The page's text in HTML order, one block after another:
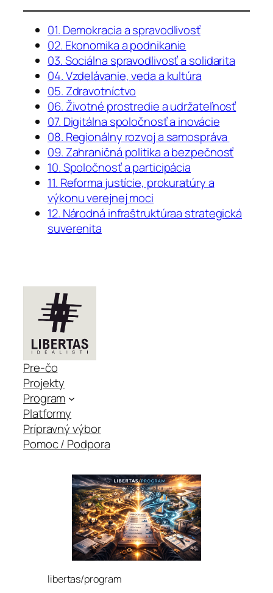
01. Demokracia a spravodlivosť
02. Ekonomika a podnikanie
03. Sociálna spravodlivosť a solidarita
04. Vzdelávanie, veda a kultúra
05. Zdravotníctvo
06. Životné prostredie a udržateľnosť
07. Digitálna spoločnosť a inovácie
08. Regionálny rozvoj a samospráva
09. Zahraničná politika a bezpečnosť
10. Spoločnosť a participácia
11. Reforma justície, prokuratúry a
výkonu verejnej moci
12. Národná infraštruktúraa strategická
suverenita
Pre-čo
Projekty
Program
Platformy
Prípravný výbor
Pomoc / Podpora
libertas/program